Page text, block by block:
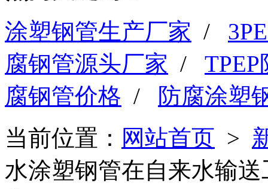
涂塑钢管生产厂家 /
腐钢管源头厂家 /
腐钢管价格 /
防腐涂塑
当前位置： 网站首页 >
水涂塑钢管在自来水输